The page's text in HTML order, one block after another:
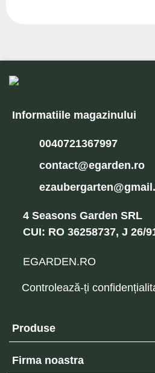
Informatiile magazinului
0040721367997
contact@egarden.ro
4 Seasons Garden SRL
CUI: RO 36258737, J 26/
EGARDEN.RO
Controlează-ți
Produse
Firma noastra